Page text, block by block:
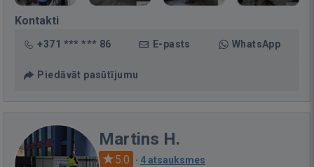
Kontakti
+371 *** *** 86 E-pasts WhatsApp
Piedāvāt pasūtījumu
Martins H.
5.0 · 4 atsauksmes